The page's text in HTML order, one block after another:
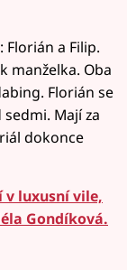
a Filip.
manželka. Oba
Florián se
Mají za
dokonce
v luxusní vile,
Gondíková.